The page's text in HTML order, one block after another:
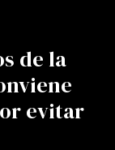
de la
evitar